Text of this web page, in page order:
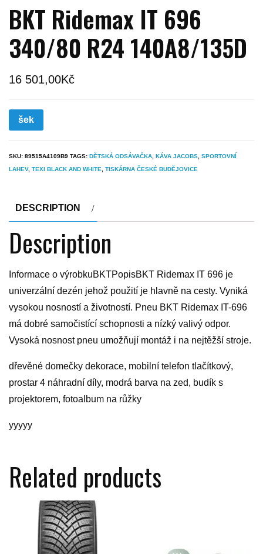
BKT Ridemax IT 696
340/80 R24 140A8/135D
16 501,00Kč
šek
SKU: 89515A4109B9 TAGS: DĚTSKÁ ODSÁVAČKA KÁVA JACOBS SPORTOVNÍ
LAHEV, TEXI BLACK AND WHITE TISKÁRNA ČESKÉ BUDĚJOVICE
DESCRIPTION
Description
Informace o výrobkuBKTPopisBKT Ridemax IT 696 je
univerzální dezén jehož použití je hlavně na cesty. Vyniká
vysokou nosností a životností. Pneu BKT Ridemax IT-696
má dobré samočistící schopnosti a nízký valivý odpor.
Vysoká nosnost pneu umožňují montáž i na nejtěžší stroje.
dřevěné domečky dekorace, mobilní telefon tlačítkový,
prostar 4 náhradní díly, modrá barva na zed, budík s
projektorem, fotoalbum na růžky
yyyyy
Related products